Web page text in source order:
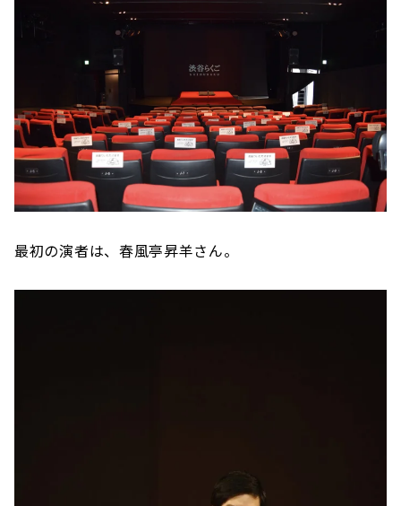
最初の演者は、春風亭昇羊さん。